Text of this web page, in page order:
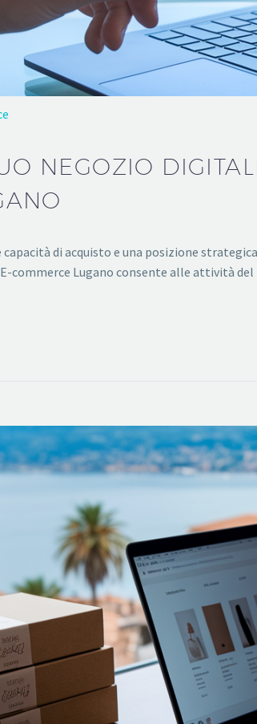
NEGOZIO
di acquisto e una posizione
commerce Lugano consente alle attività